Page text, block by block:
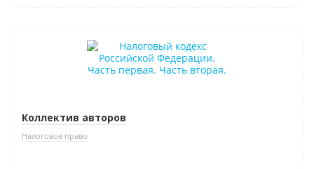
Нет в наличии
Коллектив авторов
Налоговое право